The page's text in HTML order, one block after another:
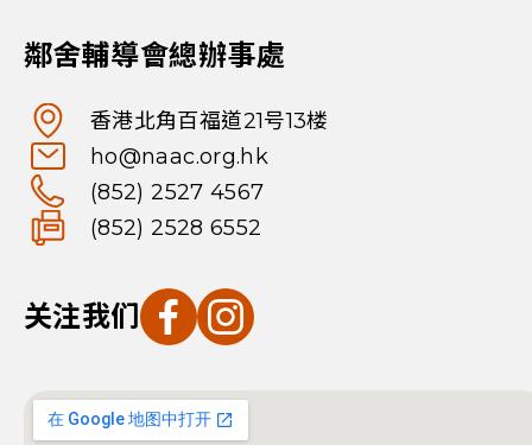
鄰舍輔導會總辦事處
香港北角百福道21号13楼
ho@naac.org.hk
(852) 2527 4567
(852) 2528 6552
关注我们